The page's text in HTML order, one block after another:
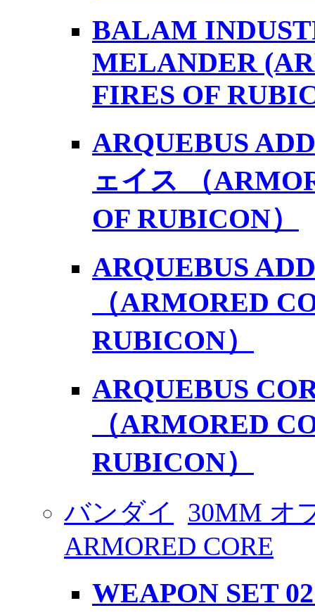
BALAM
MELANDER
FIRES OF
ARQUEBUS
ェイス （
OF RUBICON）
ARQUEBUS
（ARMORED
RUBICON）
ARQUEBUS
（ARMORED
RUBICON）
バンダイ
30MM オ
ARMORED CORE
WEAPON SET